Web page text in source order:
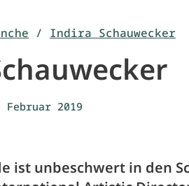
/ Indira Schauwecker
Februar 2019
ist unbeschwert in den